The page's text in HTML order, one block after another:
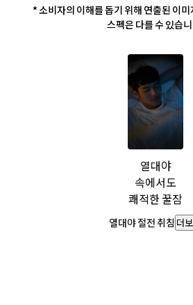
* 소비자의 이해를 돕기 위해 연출된 이
스펙은 다를 수 있습
열대야
속에서도
쾌적한 꿀잠
열대야 절전 취침 더